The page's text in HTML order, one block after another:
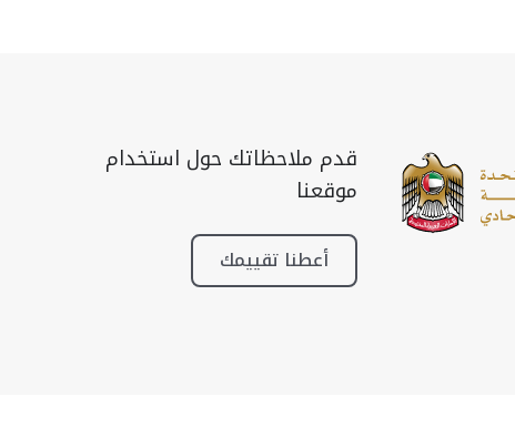
قدم ملاحظاتك حول استخدام
موقعنا
أعطنا تقييمك